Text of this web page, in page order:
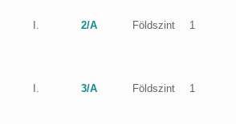
I. 2/A Földszint 1
I. 3/A Földszint 1